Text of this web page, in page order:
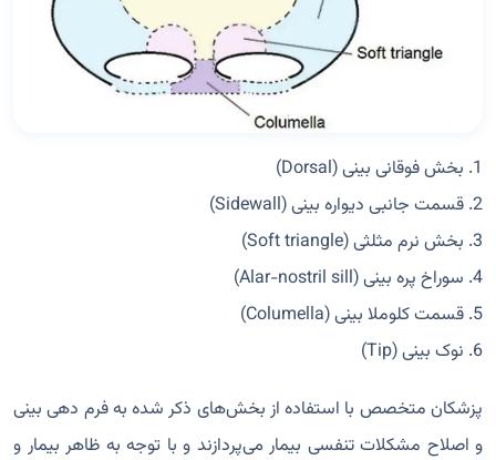
1. بخش فوقانی بینی (Dorsal)
2. قسمت جانبی دیواره بینی (Sidewall)
3. بخش نرم مثلثی (Soft triangle)
4. سوراخ پره بینی (Alar-nostril sill)
5. قسمت کلوملا بینی (Columella)
6. نوک بینی (Tip)
پزشکان متخصص با استفاده از بخش‌های ذکر شده به فرم‌ دهی بینی
و اصلاح مشکلات تنفسی بیمار می‌پردازند و با توجه به ظاهر بیمار و